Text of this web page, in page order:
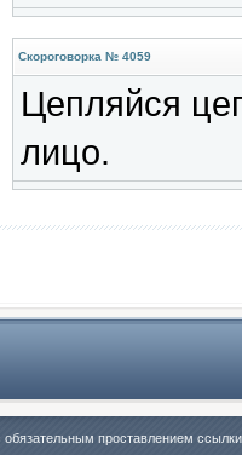
Скороговорка № 4059
Цепляйся
лицо.
проставлением